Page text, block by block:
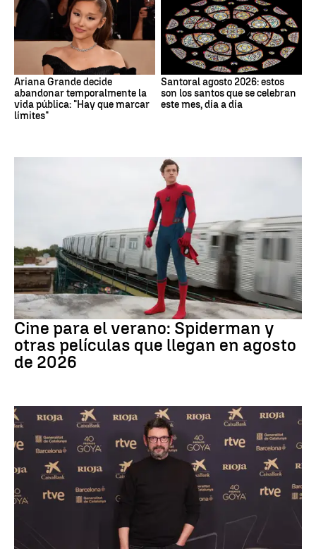
Ariana Grande decide
abandonar temporalmente la
vida pública: "Hay que marcar
límites"
Santoral agosto 2026: estos
son los santos que se celebran
este mes, día a día
Cine
Cine para el verano: Spiderman y
otras películas que llegan en agosto
de 2026